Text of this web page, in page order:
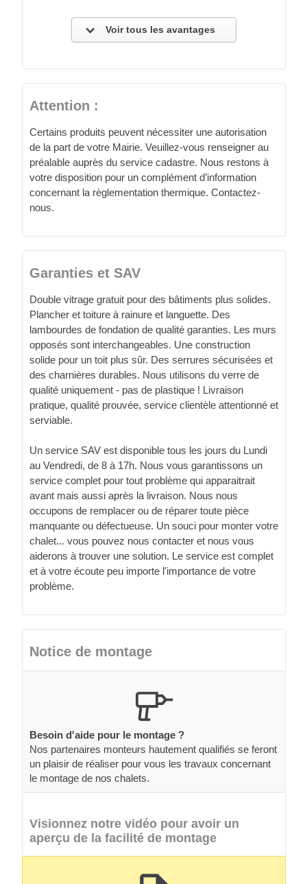
Voir tous les avantages
Attention :
Certains produits peuvent nécessiter une autorisation
de la part de votre Mairie. Veuillez-vous renseigner au
préalable auprès du service cadastre. Nous restons à
votre disposition pour un complément d’information
concernant la règlementation thermique. Contactez-
nous.
Garanties et SAV
Double vitrage gratuit pour des bâtiments plus solides.
Plancher et toiture à rainure et languette. Des
lambourdes de fondation de qualité garanties. Les murs
opposés sont interchangeables. Une construction
solide pour un toit plus sûr. Des serrures sécurisées et
des charnières durables. Nous utilisons du verre de
qualité uniquement - pas de plastique ! Livraison
pratique, qualité prouvée, service clientèle attentionné et
serviable.
Un service SAV est disponible tous les jours du Lundi
au Vendredi, de 8 à 17h. Nous vous garantissons un
service complet pour tout problème qui apparaitrait
avant mais aussi après la livraison. Nous nous
occupons de remplacer ou de réparer toute pièce
manquante ou défectueuse. Un souci pour monter votre
chalet... vous pouvez nous contacter et nous vous
aiderons à trouver une solution. Le service est complet
et à votre écoute peu importe l'importance de votre
problème.
Notice de montage
Besoin d'aide pour le montage ?
Nos partenaires monteurs hautement qualifiés se feront
un plaisir de réaliser pour vous les travaux concernant
le montage de nos chalets.
Visionnez notre vidéo pour avoir un
aperçu de la facilité de montage